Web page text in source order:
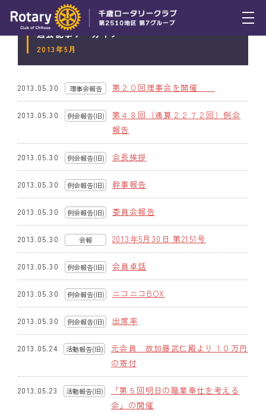
トピックス
活動報告
スケジュール
年間プログラム
木曜会
組織図
クラブのあゆみ
クラブの歴史
歴代会長・幹事
例会場・事務局の案内
過去記事アーカイブ
2013年5月
2013.05.30
理事会報告
(旧)
第２０回理事会を開催
2013.05.30 例会報告(旧)
第４８回（通算２２７２回）例会
報告
2013.05.30 例会報告(旧) 会長挨拶
2013.05.30 例会報告(旧) 幹事報告
2013.05.30 例会報告(旧) 委員会報告
2013.05.30 会報 2013年5月30日 第2151号
2013.05.30 例会報告(旧) 会員卓話
2013.05.30 例会報告(旧) ニコニコBOX
2013.05.30 例会報告(旧) 出席率
2013.05.24 活動報告(旧)
元会員 故加藤武仁殿より１０万円
の寄付
2013.05.23 活動報告(旧)
「第５回明日の職業奉仕を考える
会」の開催